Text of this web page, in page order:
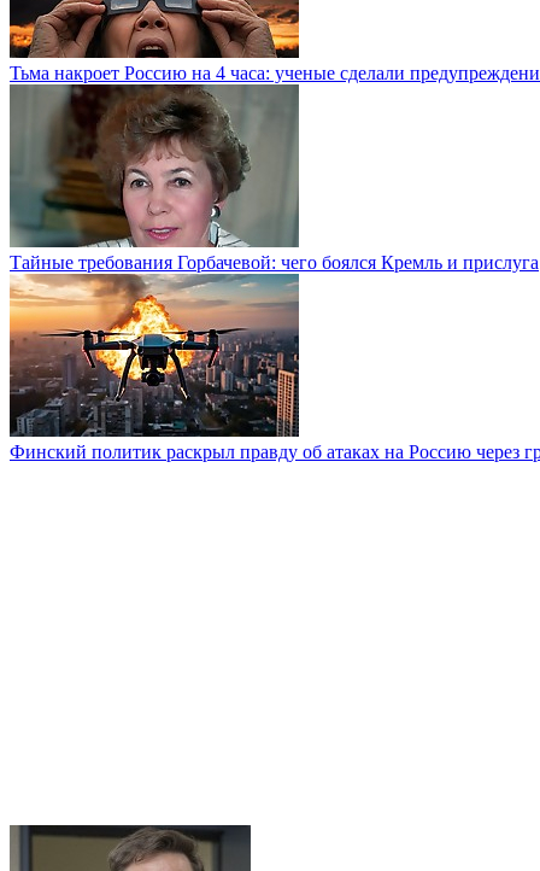
Тьма накроет Россию на 4 часа: ученые сделали
Тайные требования Горбачевой: чего боялся Кремль и прислуга
Финский политик раскрыл правду об атаках на Россию через